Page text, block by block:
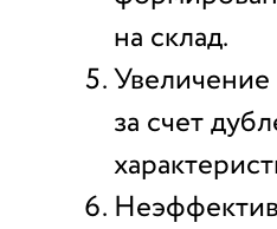
на склад.
Увеличение
за счет